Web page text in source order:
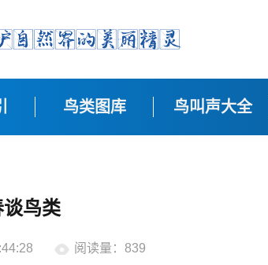
鸟类图库 鸟叫声大全
鸟类
阅读量：839